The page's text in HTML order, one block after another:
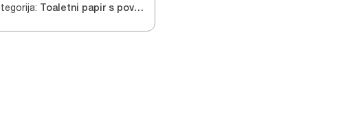
: Toaletni papir s povlačenjem u sredini